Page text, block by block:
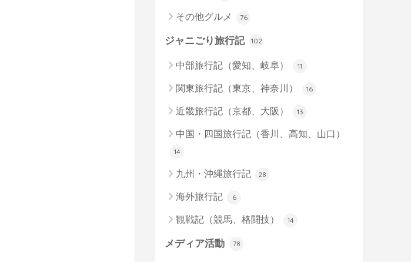
その他グルメ 76
ジャニごり旅行記 102
中部旅行記（愛知、岐阜） 11
関東旅行記（東京、神奈川） 16
近畿旅行記（京都、大阪） 13
中国・四国旅行記（香川、高知、山口）
14
九州・沖縄旅行記 28
海外旅行記 6
観戦記（競馬、格闘技） 14
メディア活動 78